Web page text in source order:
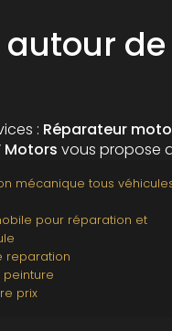
: Réparateur moto
Motors vous propose
mécanique tous
pour réparation et
reparation
peinture
prix